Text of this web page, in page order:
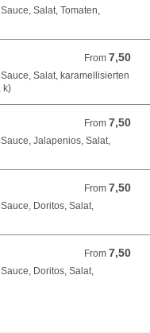
Salat, Tomaten,
From 7,50
From 7,50 EUR
Salat, karamellisierten
k)
From 7,50
From 7,50 EUR
Jalapenios, Salat,
From 7,50
From 7,50 EUR
Doritos, Salat,
From 7,50
From 7,50 EUR
Doritos, Salat,